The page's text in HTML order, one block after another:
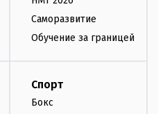
Саморазвитие
Обучение за границей
Спорт
Бокс